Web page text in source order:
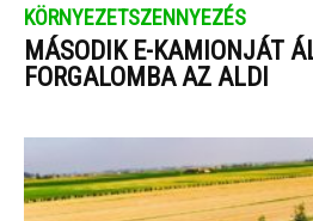
KÖRNYEZETSZENNYEZÉS
MÁSODIK E-KAMIONJÁT
FORGALOMBA AZ ALDI